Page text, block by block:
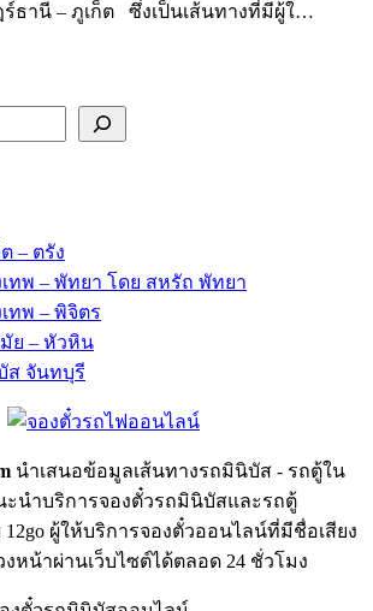
ธานี – ภูเก็ต ซึ่งเป็นเส้นทางที่มีผู้ใ…
– ตรัง
ทพ – พัทยา โดย สหรัถ พัทยา
ทพ – พิจิตร
ย – หัวหิน
ส จันทบุรี
นำเสนอข้อมูลเส้นทางรถมินิบัส - รถตู้ใน
ะนำบริการจองตั๋วรถมินิบัสและรถตู้
ผู้ให้บริการจองตั๋วออนไลน์ที่มีชื่อเสียง
หน้าผ่านเว็บไซต์ได้ตลอด 24 ชั่วโมง